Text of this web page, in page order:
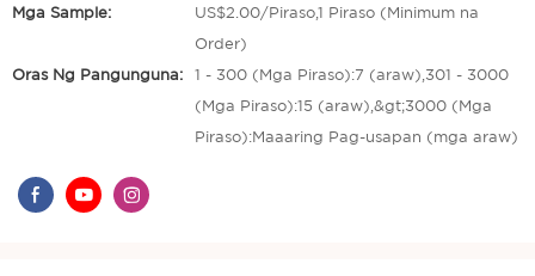
Mga Sample: US$2.00/Piraso,1 Piraso (Minimum na
Order)
Oras Ng Pangunguna: 1 - 300 (Mga Piraso):7 (araw),301 - 3000
(Mga Piraso):15 (araw),&gt;3000 (Mga
Piraso):Maaaring Pag-usapan (mga araw)